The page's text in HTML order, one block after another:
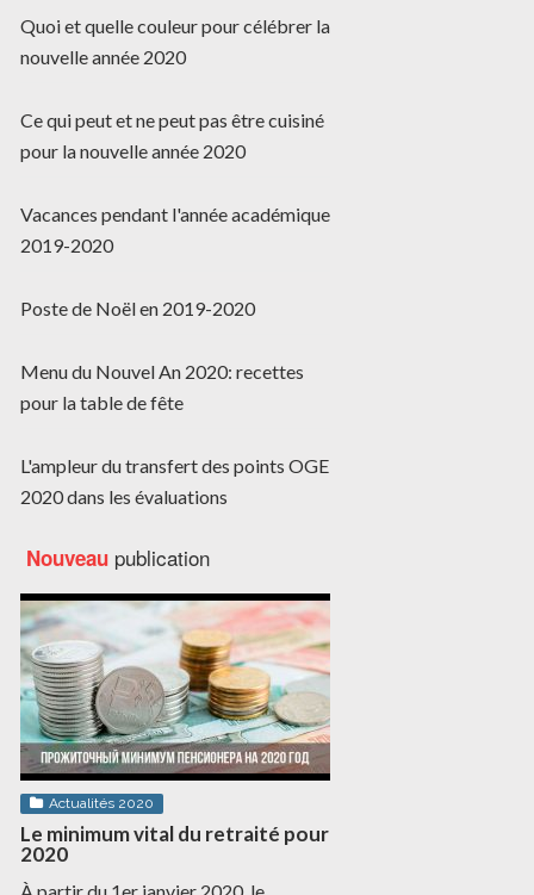
Quoi et quelle couleur pour célébrer la
nouvelle année 2020
Ce qui peut et ne peut pas être cuisiné
pour la nouvelle année 2020
Vacances pendant l'année académique
2019-2020
Poste de Noël en 2019-2020
Menu du Nouvel An 2020: recettes
pour la table de fête
L'ampleur du transfert des points OGE
2020 dans les évaluations
Nouveau publication
Actualités 2020
Le minimum vital du retraité pour
2020